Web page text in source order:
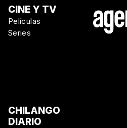
CINE Y TV
Películas
Series
CHILANGO
DIARIO